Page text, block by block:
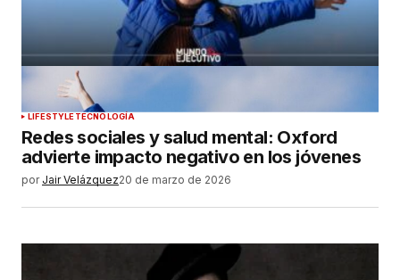
LIFESTYLETECNOLOGÍA
Redes sociales y salud mental: Oxford
advierte impacto negativo en los jóvenes
por Jair Velázquez20 de marzo de 2026